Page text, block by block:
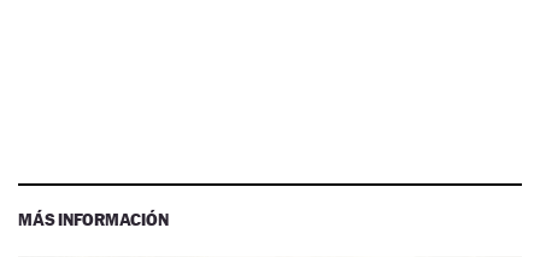
MÁS INFORMACIÓN